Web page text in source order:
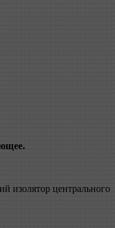
изолятор центрального